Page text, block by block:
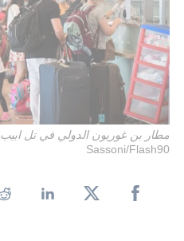
مطار بن غوريون الدولي في تل ابيب
Sassoni/Flash90